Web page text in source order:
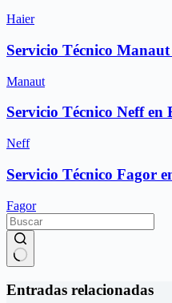
Haier
Servicio Técnico
Manaut
Servicio Técnico Neff en
Neff
Servicio Técnico Fagor
Fagor
resultados
Entradas relacionadas